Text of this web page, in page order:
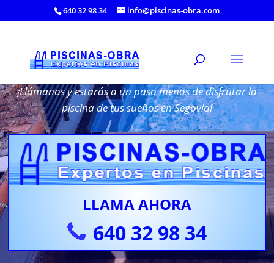
640 32 98 34 info@piscinas-obra.com
Forrar Piscina Elevada en Segovia
¡Llámanos y estarás a un paso menos de disfrutar la
piscina de tus sueños en Segovia!
LLAMA AHORA
640 32 98 34